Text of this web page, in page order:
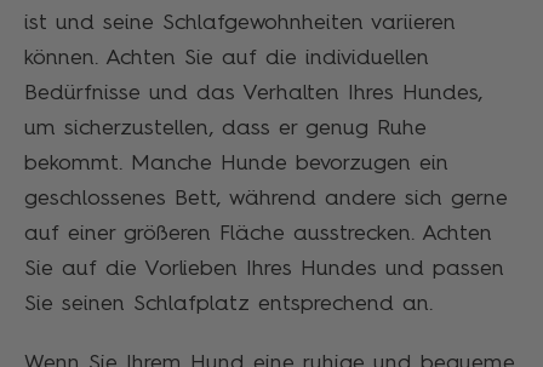
ist und seine Schlafgewohnheiten variieren
können. Achten Sie auf die individuellen
Bedürfnisse und das Verhalten Ihres Hundes,
um sicherzustellen, dass er genug Ruhe
bekommt. Manche Hunde bevorzugen ein
geschlossenes Bett, während andere sich gerne
auf einer größeren Fläche ausstrecken. Achten
Sie auf die Vorlieben Ihres Hundes und passen
Sie seinen Schlafplatz entsprechend an.